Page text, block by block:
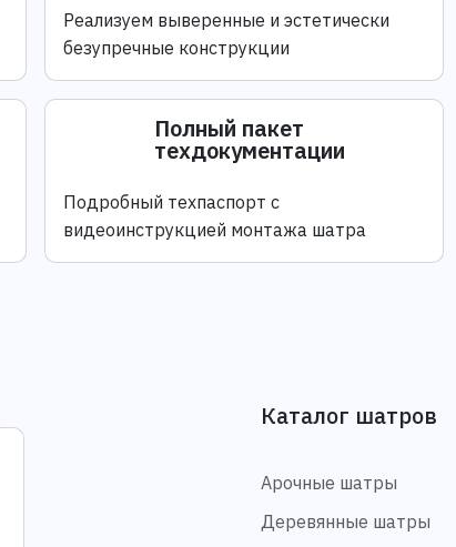
Реализуем выверенные и эстетически
безупречные конструкции
Полный пакет
техдокументации
Подробный техпаспорт с
видеоинструкцией монтажа шатра
Каталог шатров
Арочные шатры
Деревянные шатры